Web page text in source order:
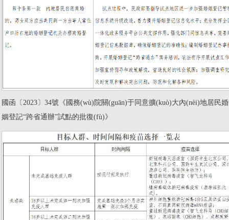
國函〔2023〕34號《國務(wù)院關(guān)于同意擴(kuò)大內(nèi)地居民婚
姻登記“跨省通辦”試點的批復(fù)》